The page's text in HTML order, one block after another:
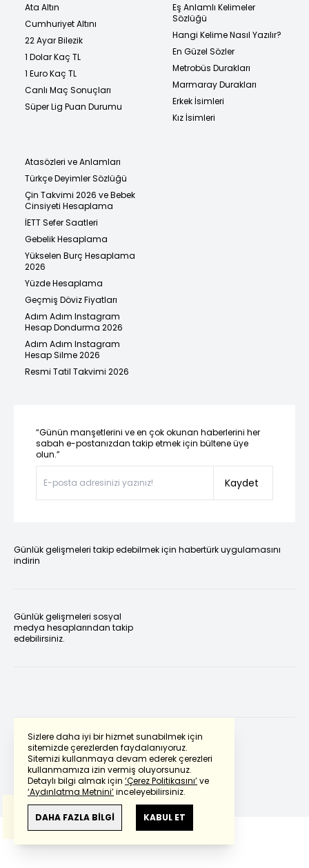
Sizlere daha iyi bir hizmet sunabilmek için
sitemizde çerezlerden faydalanıyoruz.
Sitemizi kullanmaya devam ederek çerezleri
kullanmamıza izin vermiş oluyorsunuz.
Detaylı bilgi almak için ‘Çerez Politikasını’ve
‘Aydınlatma Metnini’inceleyebilirsiniz.
DAHA FAZLA BİLGİ KABUL ET
Ata Altın
Cumhuriyet Altını
22 Ayar Bilezik
1 Dolar Kaç TL
1 Euro Kaç TL
Canlı Maç Sonuçları
Süper Lig Puan Durumu
Eş Anlamlı Kelimeler
Sözlüğü
Hangi Kelime Nasıl Yazılır?
En Güzel Sözler
Metrobüs Durakları
Marmaray Durakları
Erkek İsimleri
Kız İsimleri
Atasözleri ve Anlamları
Türkçe Deyimler Sözlüğü
Çin Takvimi 2026 ve Bebek
Cinsiyeti Hesaplama
İETT Sefer Saatleri
Gebelik Hesaplama
Yükselen Burç Hesaplama
2026
Yüzde Hesaplama
Geçmiş Döviz Fiyatları
Adım Adım Instagram
Hesap Dondurma 2026
Adım Adım Instagram
Hesap Silme 2026
Resmi Tatil Takvimi 2026
“Günün manşetlerini ve en çok okunan haberlerini her
sabah e-postanızdan takip etmek için bültene üye
olun.”
Kaydet
Günlük gelişmeleri takip edebilmek için habertürk uygulamasını
indirin
Günlük gelişmeleri sosyal
medya hesaplarından takip
edebilirsiniz.
Powered by Translate
Bu çevirideGoogle Transletekullanılmıştır.
Anlam ve çeviri hatalarından
haberturk.com
sorumlu değildir.